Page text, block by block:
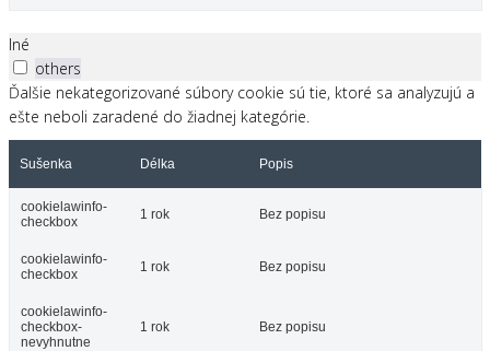
Iné
others
Ďalšie nekategorizované súbory cookie sú tie, ktoré sa analyzujú a
ešte neboli zaradené do žiadnej kategórie.
Sušenka Délka Popis
cookielawinfo-
checkbox
1 rok Bez popisu
cookielawinfo-
checkbox
1 rok Bez popisu
cookielawinfo-
checkbox-
nevyhnutne
1 rok Bez popisu